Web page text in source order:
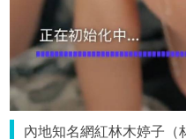
內地知名網紅林木婷子（